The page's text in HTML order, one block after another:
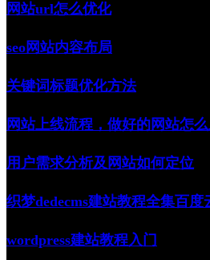
网站url怎么优化
seo网站内容布局
关键词标题优化方法
网站上线流程，做好的网站怎
用户需求分析及网站如何定位
织梦dedecms建站教程全集百度
wordpress建站教程入门